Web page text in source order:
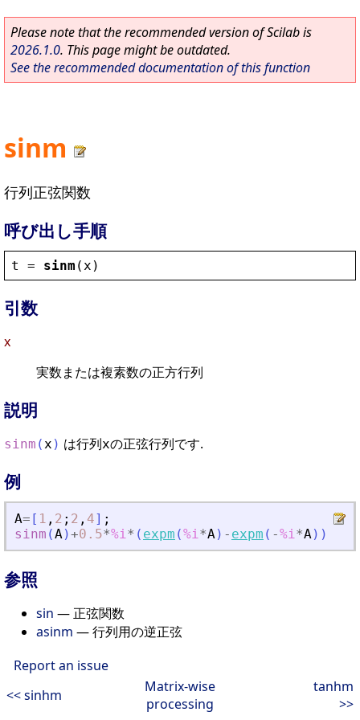
Please note that the recommended version of Scilab is
2026.1.0. This page might be outdated.
See the recommended documentation of this function
sinm
行列正弦関数
呼び出し手順
t = sinm ( x )
引数
x
実数または複素数の正方行列
説明
sinm (x ) は行列xの正弦行列です.
例
A= [ 1 , 2 ; 2 , 4] ;
sinm (A)+0.5*%i* ( expm (%i*A) - expm ( -%i*A) )
参照
sin — 正弦関数
asinm — 行列用の逆正弦
Report an issue
<< sinhm
Matrix-wise
processing
tanhm
>>